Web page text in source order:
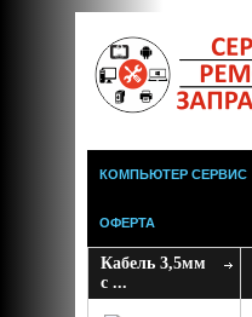
КОМПЬЮТЕР СЕРВИС
ОФЕРТА
Кабель 3,5мм
с ...